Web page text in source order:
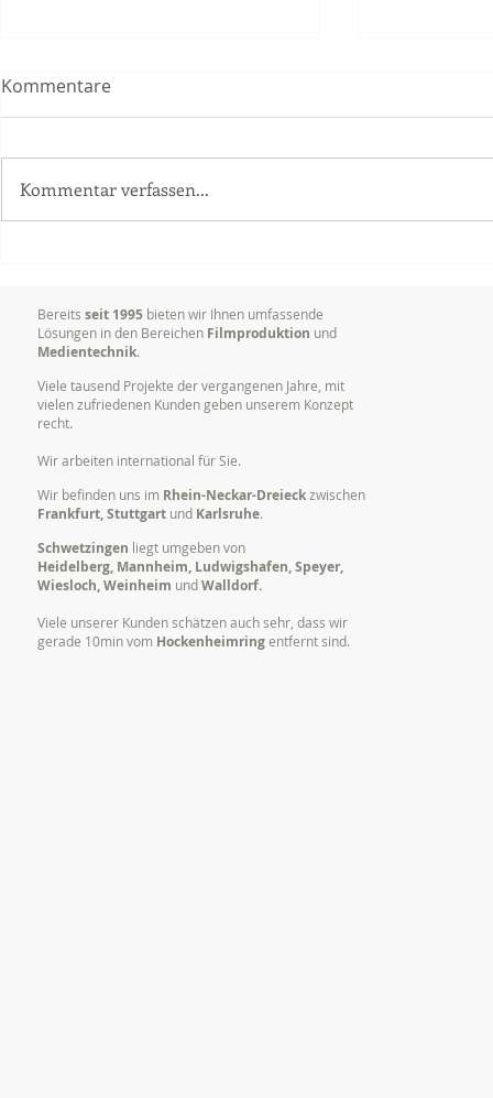
durch bewegte Bilder
Kommentare
Kommentar verfassen...
Bereits seit 1995 bieten wir Ihnen umfassende
Lösungen in den Bereichen Filmproduktion und
Medientechnik.
Viele tausend Projekte der vergangenen Jahre, mit
vielen zufriedenen Kunden geben unserem Konzept
recht.
Wir arbeiten international für Sie.
Wir befinden uns im Rhein-Neckar-Dreieckzwischen
Frankfurt, Stuttgart und Karlsruhe.
Schwetzingen liegt umgeben von
Heidelberg, Mannheim, Ludwigshafen, Speyer,
Wiesloch, Weinheim undWalldorf.
Viele unserer Kunden schätzen auch sehr, dass wir
gerade 10min vom Hockenheimringentfernt sind.